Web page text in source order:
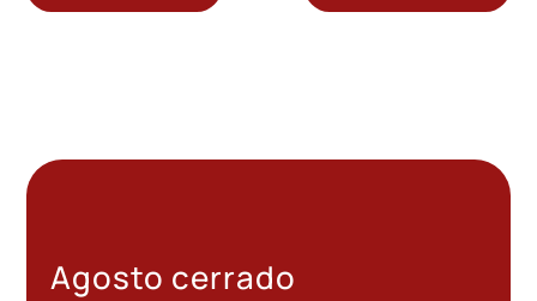
Agosto cerrado